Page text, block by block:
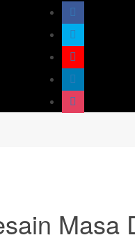
Masa